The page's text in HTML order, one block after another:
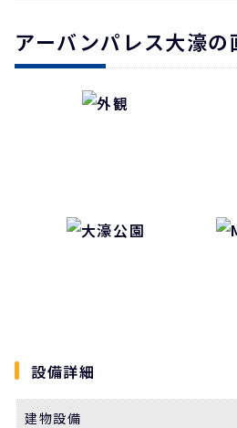
アーバンパレス大濠
設備詳細
建物設備